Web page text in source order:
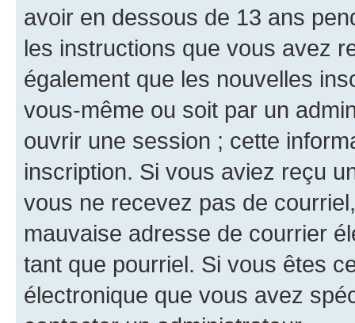
avoir en dessous de 13 ans
les instructions que vous avez
également que les nouvelles
vous-même ou soit par un
ouvrir une session ; cette
inscription. Si vous aviez reçu
vous ne recevez pas de
mauvaise adresse de courrier
tant que pourriel. Si vous êtes
électronique que vous avez